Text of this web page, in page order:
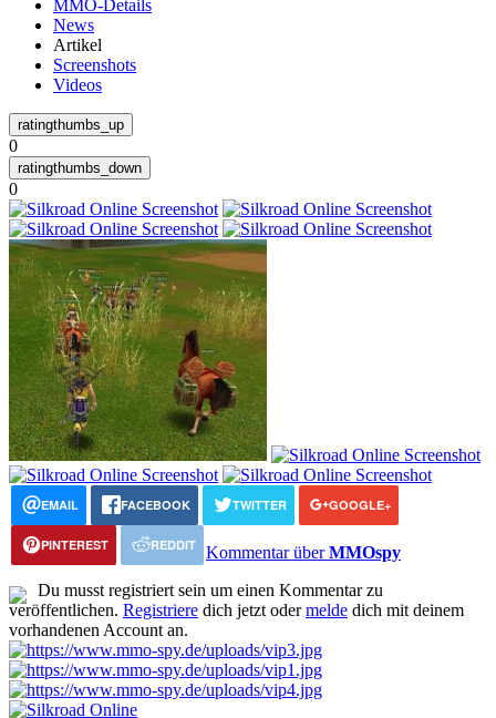
MMO-Details
News
Artikel
Screenshots
Videos
0
0
EMAIL FACEBOOK TWITTER GOOGLE+
PINTEREST REDDIT Kommentar überMMOspy
Du musst registriert sein um einen Kommentar zu
veröffentlichen. Registriere dich jetzt odermelde dich mit deinem
vorhandenen Account an.